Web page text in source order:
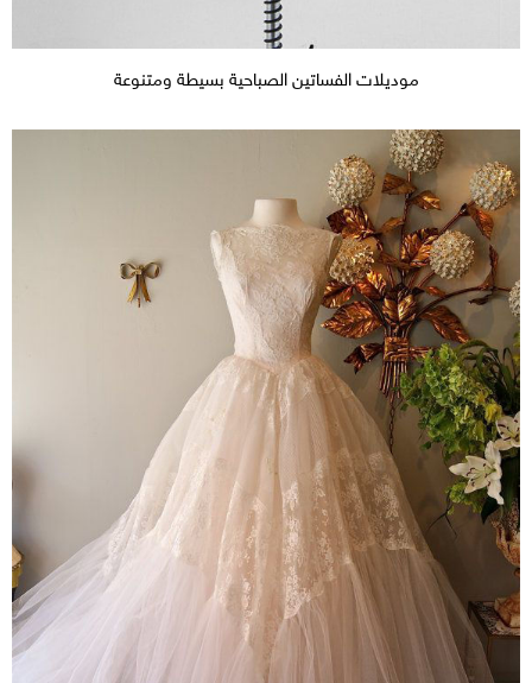
موديلات الفساتين الصباحية بسيطة ومتنوعة